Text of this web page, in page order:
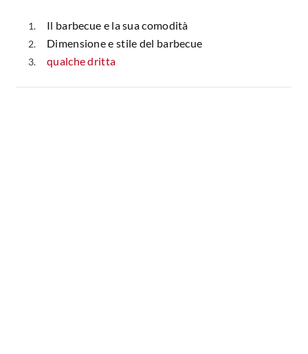
Il barbecue e la sua comodità
Dimensione e stile del barbecue
qualche dritta